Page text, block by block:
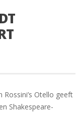
Otello geeft
Shakespeare-